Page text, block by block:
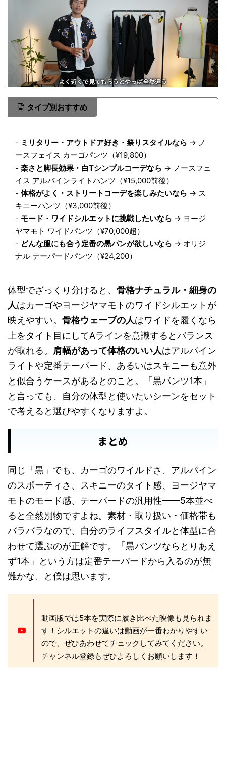
タイプ別おすすめ
- ミリタリー・アウトドア好き・祭りスタイルなら → ノ
ースフェイス カーゴパンツ（¥19,800）
- 楽さと脚長効果・白Tシンプルコーデなら → ノースフェ
イス アルパインライトパンツ（¥15,000前後）
- 体格がよく・ストリートコーデを楽しみたいなら → ス
キニーパンツ（¥3,000前後）
- モード・ワイドシルエットに挑戦したいなら → ヨージ
ヤマモト ワイドパンツ（¥70,000超）
- どんな服にも合う定番の黒パンが欲しいなら → オリジ
ナル テーパードパンツ（¥24,200）
体型でざっくり分けると、 骨格ナチュラル・細身の
人はカーゴやヨージヤマモトのワイドシルエットが
映えやすい。 骨格ウェーブの人はワイドを履くなら
上をタイト目にしてAラインを意識するとバランス
が取れる。 肩幅があって体格のいい人はアルパイン
ライトや定番テーパード、あるいはスキニーも意外
と似合うケースがあるとのこと。「黒パンツ1本」
と言っても、自分の体型と使いたいシーンをセット
で考えると選びやすくなりますよ。
まとめ
同じ「黒」でも、カーゴのワイルドさ、アルパイン
のスポーティさ、スキニーのタイト感、ヨージヤマ
モトのモード感、テーパードの汎用性——5本並べ
ると全然別物ですよね。素材・取り扱い・価格帯も
バラバラなので、自分のライフスタイルと体型に合
わせて選ぶのが正解です。「黒パンツならとりあえ
ず1本」という方は定番テーパードから入るのが無
難かな、と僕は思います。
動画版では5本を実際に履き比べた映像も見られま
す！シルエットの違いは動画が一番わかりやすい
ので、ぜひあわせてチェックしてみてください。
チャンネル登録もぜひよろしくお願いします！